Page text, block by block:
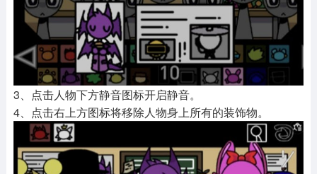
3、点击人物下方静音图标开启静音。
4、点击右上方图标将移除人物身上所有的装饰物。